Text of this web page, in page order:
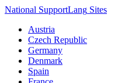
National SupportLang Sites
Austria
Czech Republic
Germany
Denmark
Spain